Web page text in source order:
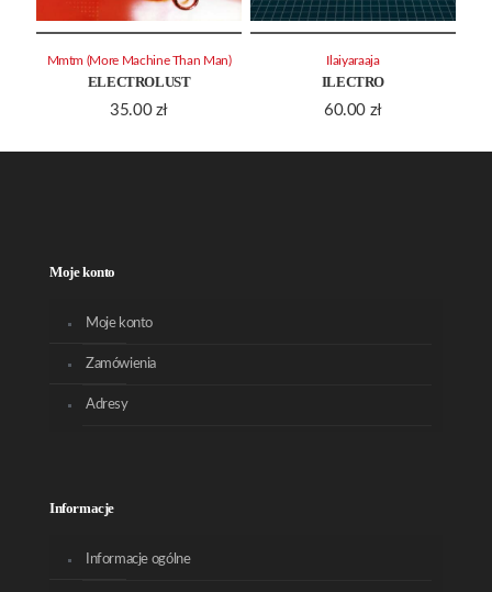
ELECTROLUST
35.00 zł
Mmtm (More Machine Than Man)
ILECTRO
60.00 zł
Ilaiyaraaja
Moje konto
Moje konto
Zamówienia
Adresy
Informacje
Informacje ogólne